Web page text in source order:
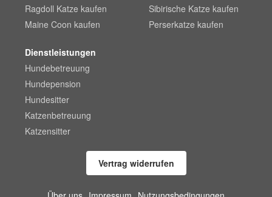
Ragdoll Katze kaufen
Maine Coon kaufen
Sibirische Katze kaufen
Perserkatze kaufen
Dienstleistungen
Hundebetreuung
Hundepension
Hundesitter
Katzenbetreuung
Katzensitter
Vertrag widerrufen